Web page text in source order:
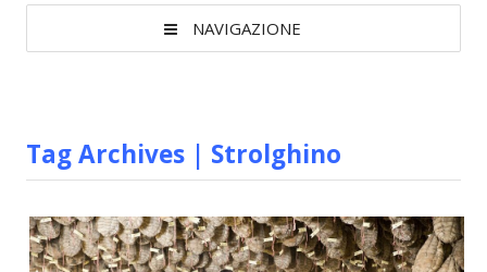
NAVIGAZIONE
Tag Archives | Strolghino